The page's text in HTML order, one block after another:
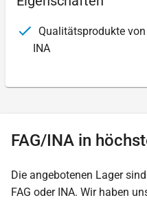
Qualitätsprodukte von
INA
FAG/INA in
Die angebotenen Lager
FAG oder INA. Wir haben